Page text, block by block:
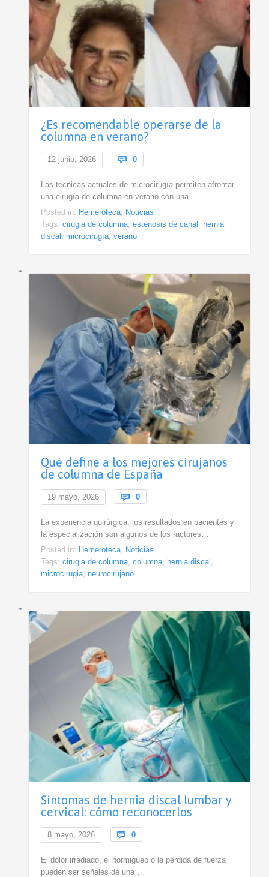
¿Es recomendable operarse de la
columna en verano?
12 junio, 2026  0Comments
Las técnicas actuales de microcirugía permiten afrontar
una cirugía de columna en verano con una…
Posted in: Hemeroteca, Noticias
Tags: cirugia de columna, estenosis de canal , hernia
discal , microcirugía, verano
Qué define a los mejores cirujanos
de columna de España
19 mayo, 2026  0Comments
La experiencia quirúrgica, los resultados en pacientes y
la especialización son algunos de los factores…
Posted in: Hemeroteca, Noticias
Tags: cirugia de columna, columna, hernia discal ,
microcirugia, neurocirujano
Síntomas de hernia discal lumbar y
cervical: cómo reconocerlos
8 mayo, 2026  0Comments
El dolor irradiado, el hormigueo o la pérdida de fuerza
pueden ser señales de una…